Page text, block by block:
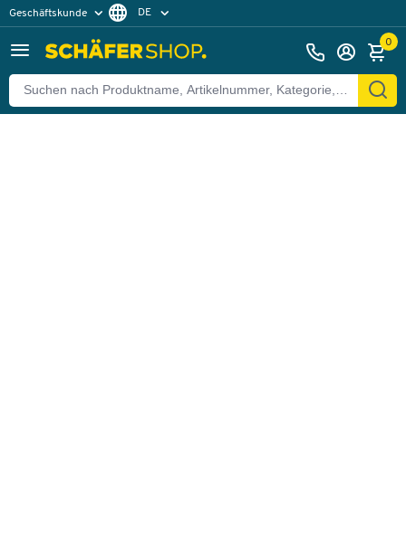
Geschäftskunde DE
0
Zurück